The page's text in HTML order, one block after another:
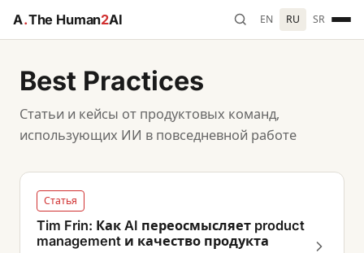
A.The Human2AI EN RU SR
Best Practices
Статьи и кейсы от продуктовых команд,
использующих ИИ в повседневной работе
Статья
Tim Frin: Как AI переосмысляет product
management и качество продукта